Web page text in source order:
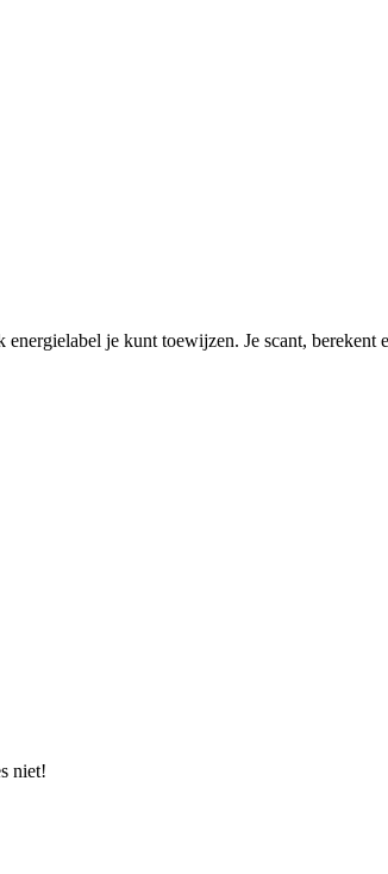
je kunt toewijzen. Je scant, berekent
niet!